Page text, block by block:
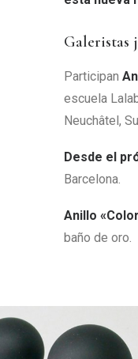
Galeristas
Participan
escuela
Neuchâtel,
Desde el
Barcelona.
Anillo
baño de oro.